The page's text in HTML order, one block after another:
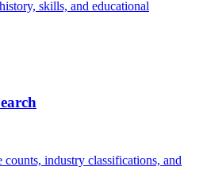
skills, and educational
industry classifications, and